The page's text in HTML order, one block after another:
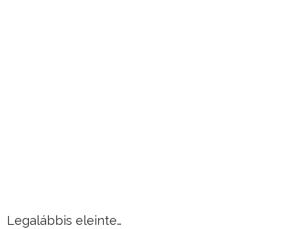
Legalábbis eleinte…